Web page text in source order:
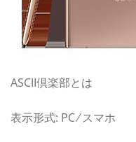
ASCII倶楽部とは
表示形式: PC ⁄ スマホ